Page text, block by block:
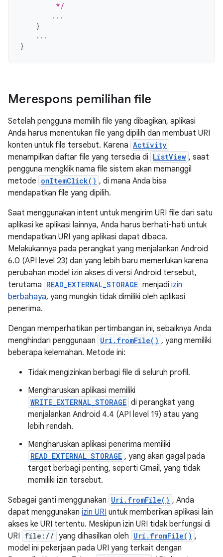
         */
...
}
...
}
Merespons pemilihan file
Setelah pengguna memilih file yang dibagikan, aplikasi
Anda harus menentukan file yang dipilih dan membuat URI
konten untuk file tersebut. Karena Activity
menampilkan daftar file yang tersedia di ListView , saat
pengguna mengklik nama file sistem akan memanggil
metode onItemClick() , di mana Anda bisa
mendapatkan file yang dipilih.
Saat menggunakan intent untuk mengirim URI file dari satu
aplikasi ke aplikasi lainnya, Anda harus berhati-hati untuk
mendapatkan URI yang aplikasi dapat dibaca.
Melakukannya pada perangkat yang menjalankan Android
6.0 (API level 23) dan yang lebih baru memerlukan karena
perubahan model izin akses di versi Android tersebut,
terutama READ_EXTERNAL_STORAGE menjadi izin
berbahaya, yang mungkin tidak dimiliki oleh aplikasi
penerima.
Dengan memperhatikan pertimbangan ini, sebaiknya Anda
menghindari penggunaan Uri.fromFile() , yang memiliki
beberapa kelemahan. Metode ini:
Tidak mengizinkan berbagi file di seluruh profil.
Mengharuskan aplikasi memiliki
WRITE_EXTERNAL_STORAGE di perangkat yang
menjalankan Android 4.4 (API level 19) atau yang
lebih rendah.
Mengharuskan aplikasi penerima memiliki
READ_EXTERNAL_STORAGE , yang akan gagal pada
target berbagi penting, seperti Gmail, yang tidak
memiliki izin tersebut.
Sebagai ganti menggunakan Uri.fromFile() , Anda
dapat menggunakan izin URI untuk memberikan aplikasi lain
akses ke URI tertentu. Meskipun izin URI tidak berfungsi di
URI file:// yang dihasilkan oleh Uri.fromFile() ,
model ini pekerjaan pada URI yang terkait dengan